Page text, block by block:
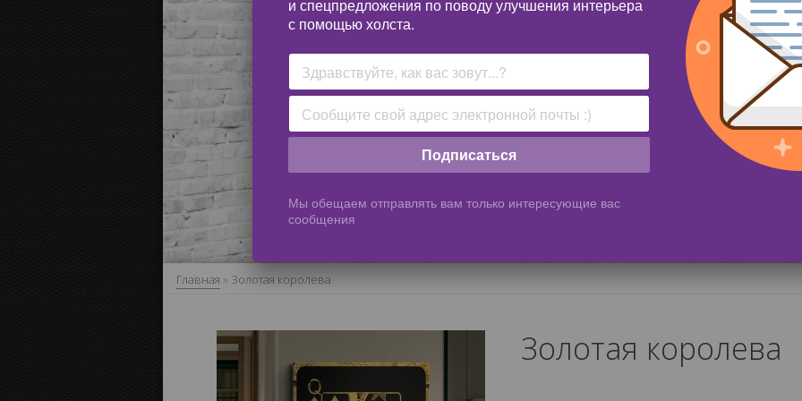
Главная » Золотая королева
Золотая королева
и спецпредложения по поводу улучшения интерьера
с помощью холста.
Подписаться
Мы обещаем отправлять вам только интересующие вас
сообщения